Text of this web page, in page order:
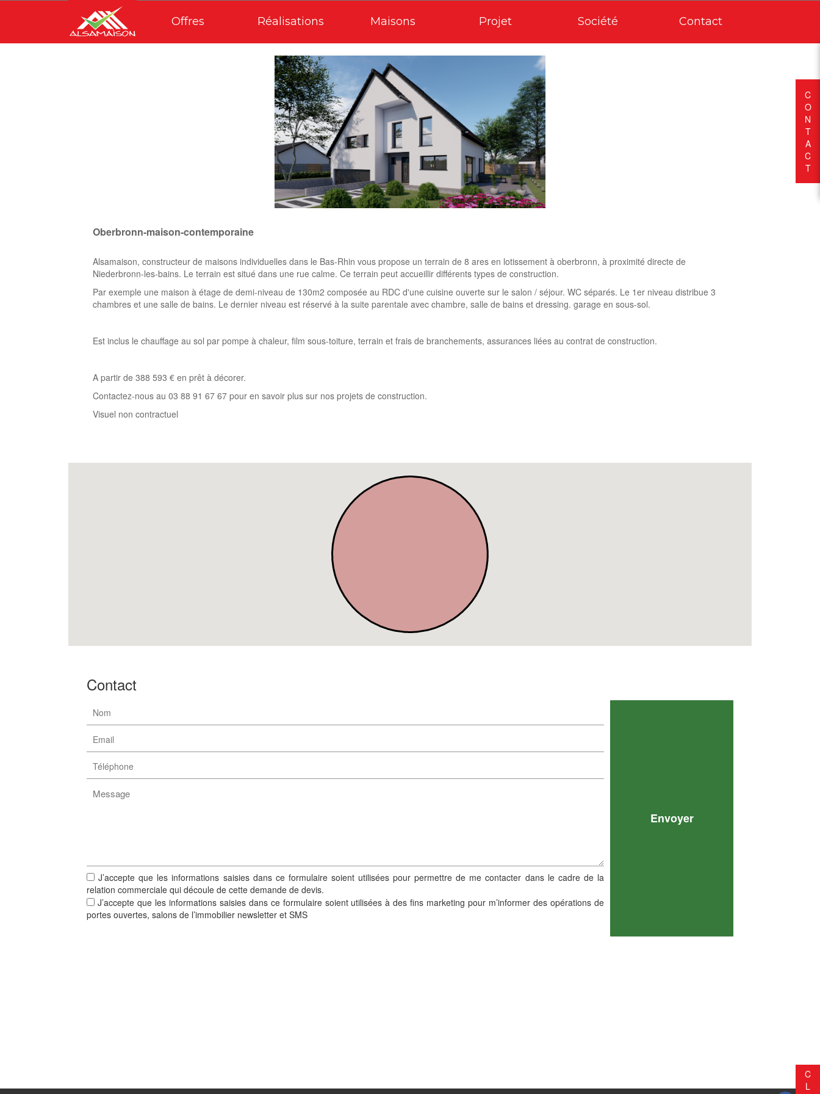
C
O
N
T
A
C
Offres Réalisations Maisons Projet Société Contact
Oberbronn-maison-contemporaine
Alsamaison, constructeur de maisons individuelles dans le Bas-Rhin vous propose un terrain de 8 ares en lotissement à oberbronn, à proximité directe de
Niederbronn-les-bains. Le terrain est situé dans une rue calme. Ce terrain peut accueillir différents types de construction.
Par exemple une maison à étage de demi-niveau de 130m2 composée au RDC d'une cuisine ouverte sur le salon / séjour. WC séparés. Le 1er niveau distribue 3
chambres et une salle de bains. Le dernier niveau est réservé à la suite parentale avec chambre, salle de bains et dressing. garage en sous-sol.
Est inclus le chauffage au sol par pompe à chaleur, film sous-toiture, terrain et frais de branchements, assurances liées au contrat de construction.
A partir de 388 593 € en prêt à décorer.
Contactez-nous au 03 88 91 67 67 pour en savoir plus sur nos projets de construction.
Visuel non contractuel
Contact
J’accepte que les informations saisies dans ce formulaire soient utilisées pour permettre de me contacter dans le cadre de la
relation commerciale qui découle de cette demande de devis.
J’accepte que les informations saisies dans ce formulaire soient utilisées à des fins marketing pour m’informer des opérations de
portes ouvertes, salons de l’immobilier newsletter et SMS
C
L